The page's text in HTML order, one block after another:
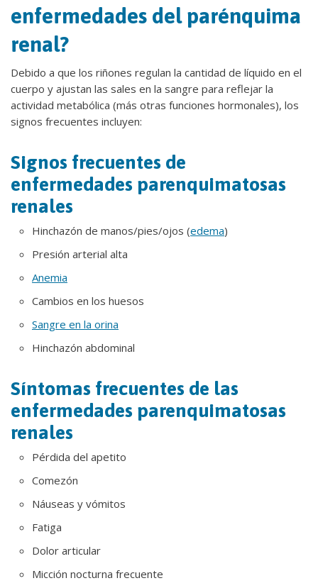
enfermedades del parénquima
renal?
Debido a que los riñones regulan la cantidad de líquido en el
cuerpo y ajustan las sales en la sangre para reflejar la
actividad metabólica (más otras funciones hormonales), los
signos frecuentes incluyen:
Signos frecuentes de
enfermedades parenquimatosas
renales
Hinchazón de manos/pies/ojos (edema)
Presión arterial alta
Anemia
Cambios en los huesos
Sangre en la orina
Hinchazón abdominal
Síntomas frecuentes de las
enfermedades parenquimatosas
renales
Pérdida del apetito
Comezón
Náuseas y vómitos
Fatiga
Dolor articular
Micción nocturna frecuente